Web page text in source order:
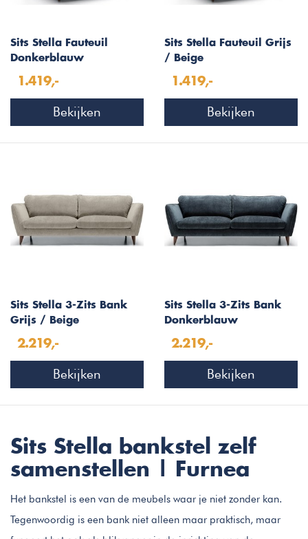
Sits Stella Fauteuil
Donkerblauw
1.419,-
Bekijken
Sits Stella Fauteuil Grijs
/ Beige
1.419,-
Bekijken
Sits Stella 3-Zits Bank
Grijs / Beige
2.219,-
Bekijken
Sits Stella 3-Zits Bank
Donkerblauw
2.219,-
Bekijken
Sits Stella bankstel zelf
samenstellen | Furnea
Het bankstel is een van de meubels waar je niet zonder kan.
Tegenwoordig is een bank niet alleen maar praktisch, maar